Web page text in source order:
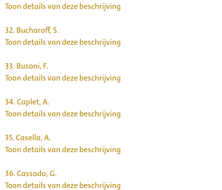
Toon details van deze beschrijving
32. Bucharoff, S.
Toon details van deze beschrijving
33. Busoni, F.
Toon details van deze beschrijving
34.Caplet, A.
Toon details van deze beschrijving
35.Casella, A.
Toon details van deze beschrijving
36.Cassado, G.
Toon details van deze beschrijving